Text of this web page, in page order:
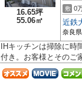
16.65坪
55.06㎡
敷 0
近鉄
奈良県
IHキッチンは掃除に
付き。お客様とそのご